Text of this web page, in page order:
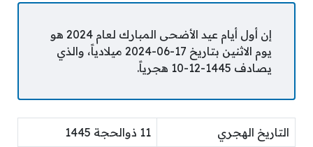
إن أول أيام عيد الأضحى المبارك لعام 2024 هو
يوم الاثنين بتاريخ 17-06-2024 ميلادياً، والذي
يصادف 1445-12-10 هجرياً.
التاريخ الهجري 11 ذوالحجة 1445